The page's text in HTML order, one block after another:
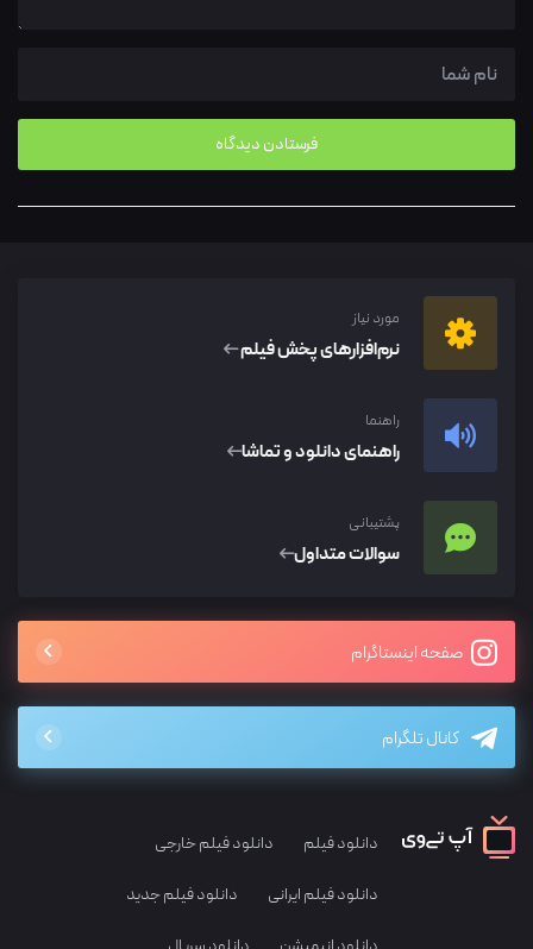
مورد نیاز
نرم‌افزار‌های پخش فیلم
راهنما
راهنمای دانلود و تماشا
پشتیبانی
سوالات متداول
صفحه اینستاگرام
کانال تلگرام
دانلود فیلم دانلود فیلم خارجی
دانلود فیلم ایرانی دانلود فیلم جدید